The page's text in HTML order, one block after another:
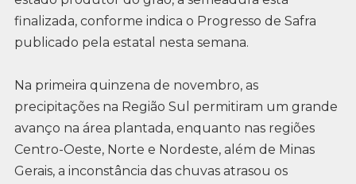
finalizada, conforme indica o Progresso de Safra
publicado pela estatal nesta semana.
Na primeira quinzena de novembro, as
precipitações na Região Sul permitiram um grande
avanço na área plantada, enquanto nas regiões
Centro-Oeste, Norte e Nordeste, além de Minas
Gerais, a inconstância das chuvas atrasou os